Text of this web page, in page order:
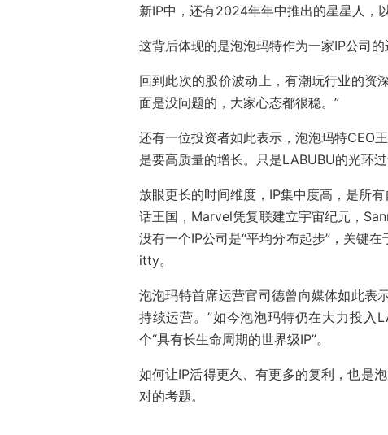
新IP中，还有2024年年中推出的星星人，
这背后体现的是泡泡玛特作为一家IP公司的
回到此次的股价波动上，有潮玩行业的资
面是没问题的，大家心态都很稳。”
还有一位投资者如此表示，泡泡玛特CEO
是要高质量的增长。只是LABUBU的光环
放眼更长的时间维度，IP集中度高，是所
话王国，Marvel凭复联建立宇宙纪元，
没有一个IP公司是“平均分布起步”，关键
itty。
泡泡玛特首席运营官司德曾向媒体如此表
持续运营。”如今泡泡玛特仍在大力投入
个“具有长生命周期的世界级IP”。
如何让IP活得更久、有更多的复利，也是
对的考题。